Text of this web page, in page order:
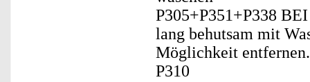
P305+P351+P338
lang behutsam mit
Möglichkeit
P310